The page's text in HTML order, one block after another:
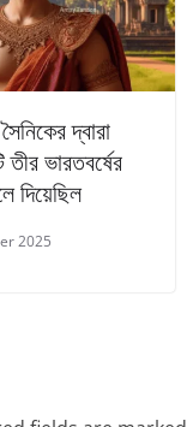
দ্বারা
ভারতবর্ষের
দিয়েছিল
2025